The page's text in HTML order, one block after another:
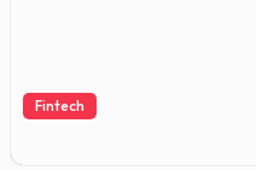
Fintech